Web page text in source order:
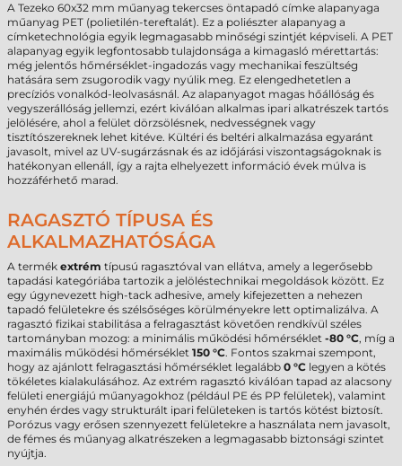
A Tezeko 60x32 mm műanyag tekercses öntapadó címke alapanyaga
műanyag PET (polietilén-tereftalát). Ez a poliészter alapanyag a
címketechnológia egyik legmagasabb minőségi szintjét képviseli. A PET
alapanyag egyik legfontosabb tulajdonsága a kimagasló mérettartás:
még jelentős hőmérséklet-ingadozás vagy mechanikai feszültség
hatására sem zsugorodik vagy nyúlik meg. Ez elengedhetetlen a
precíziós vonalkód-leolvasásnál. Az alapanyagot magas hőállóság és
vegyszerállóság jellemzi, ezért kiválóan alkalmas ipari alkatrészek tartós
jelölésére, ahol a felület dörzsölésnek, nedvességnek vagy
tisztítószereknek lehet kitéve. Kültéri és beltéri alkalmazása egyaránt
javasolt, mivel az UV-sugárzásnak és az időjárási viszontagságoknak is
hatékonyan ellenáll, így a rajta elhelyezett információ évek múlva is
hozzáférhető marad.
RAGASZTÓ TÍPUSA ÉS
ALKALMAZHATÓSÁGA
A termék extrém típusú ragasztóval van ellátva, amely a legerősebb
tapadási kategóriába tartozik a jelöléstechnikai megoldások között. Ez
egy úgynevezett high-tack adhesive, amely kifejezetten a nehezen
tapadó felületekre és szélsőséges körülményekre lett optimalizálva. A
ragasztó fizikai stabilitása a felragasztást követően rendkívül széles
tartományban mozog: a minimális működési hőmérséklet -80 °C, míg a
maximális működési hőmérséklet 150 °C. Fontos szakmai szempont,
hogy az ajánlott felragasztási hőmérséklet legalább 0 °C legyen a kötés
tökéletes kialakulásához. Az extrém ragasztó kiválóan tapad az alacsony
felületi energiájú műanyagokhoz (például PE és PP felületek), valamint
enyhén érdes vagy strukturált ipari felületeken is tartós kötést biztosít.
Porózus vagy erősen szennyezett felületekre a használata nem javasolt,
de fémes és műanyag alkatrészeken a legmagasabb biztonsági szintet
nyújtja.